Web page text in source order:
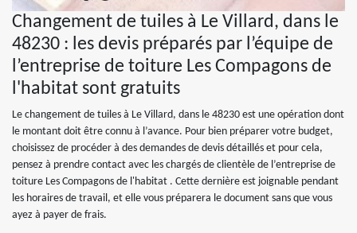
Changement de tuiles à Le Villard, dans le
48230 : les devis préparés par l’équipe de
l’entreprise de toiture Les Compagons de
l'habitat sont gratuits
Le changement de tuiles à Le Villard, dans le 48230 est une opération dont
le montant doit être connu à l’avance. Pour bien préparer votre budget,
choisissez de procéder à des demandes de devis détaillés et pour cela,
pensez à prendre contact avec les chargés de clientèle de l’entreprise de
toiture Les Compagons de l'habitat . Cette dernière est joignable pendant
les horaires de travail, et elle vous préparera le document sans que vous
ayez à payer de frais.